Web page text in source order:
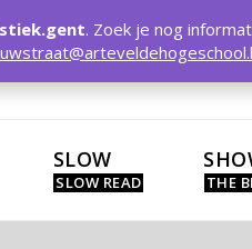
SLOW
. Zoek je nog